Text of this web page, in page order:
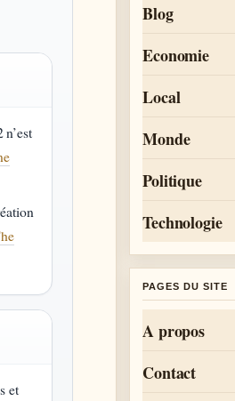
et
Blog
Economie
Local
Monde
Politique
Technologie
PAGES DU SITE
A propos
Contact